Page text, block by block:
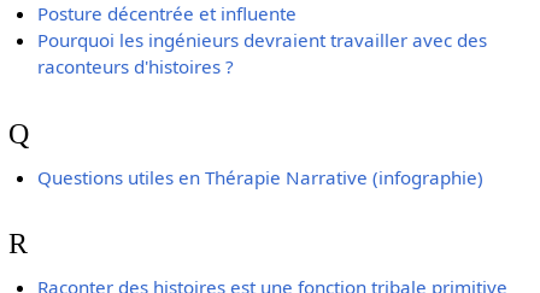
Posture décentrée et influente
Pourquoi les ingénieurs devraient travailler avec des
raconteurs d'histoires ?
Q
Questions utiles en Thérapie Narrative (infographie)
R
Raconter des histoires est une fonction tribale primitive